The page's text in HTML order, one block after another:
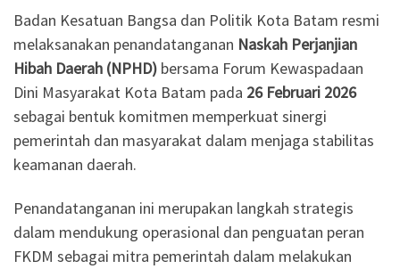
Badan Kesatuan Bangsa dan Politik Kota Batam resmi
melaksanakan penandatanganan Naskah Perjanjian
Hibah Daerah (NPHD) bersama Forum Kewaspadaan
Dini Masyarakat Kota Batam pada 26 Februari 2026
sebagai bentuk komitmen memperkuat sinergi
pemerintah dan masyarakat dalam menjaga stabilitas
keamanan daerah.
Penandatanganan ini merupakan langkah strategis
dalam mendukung operasional dan penguatan peran
FKDM sebagai mitra pemerintah dalam melakukan